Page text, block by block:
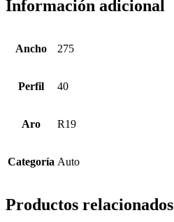
Información adicional
Ancho 275
Perfil 40
Aro R19
Categoría Auto
Productos relacionados